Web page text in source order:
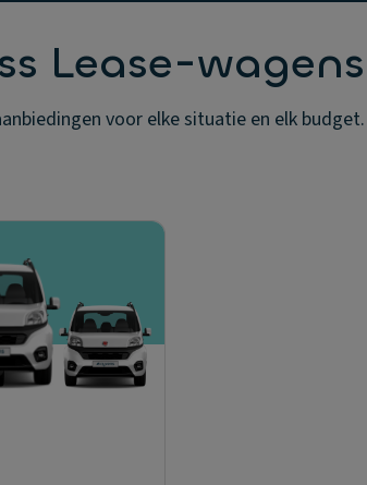
Lease-wagens
voor elke situatie en elk